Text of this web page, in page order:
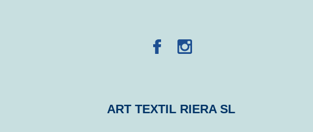
ART TEXTIL RIERA SL